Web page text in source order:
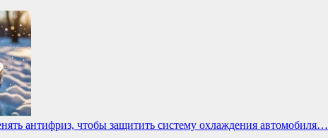
антифриз, чтобы защитить систему охлаждения автомобиля…